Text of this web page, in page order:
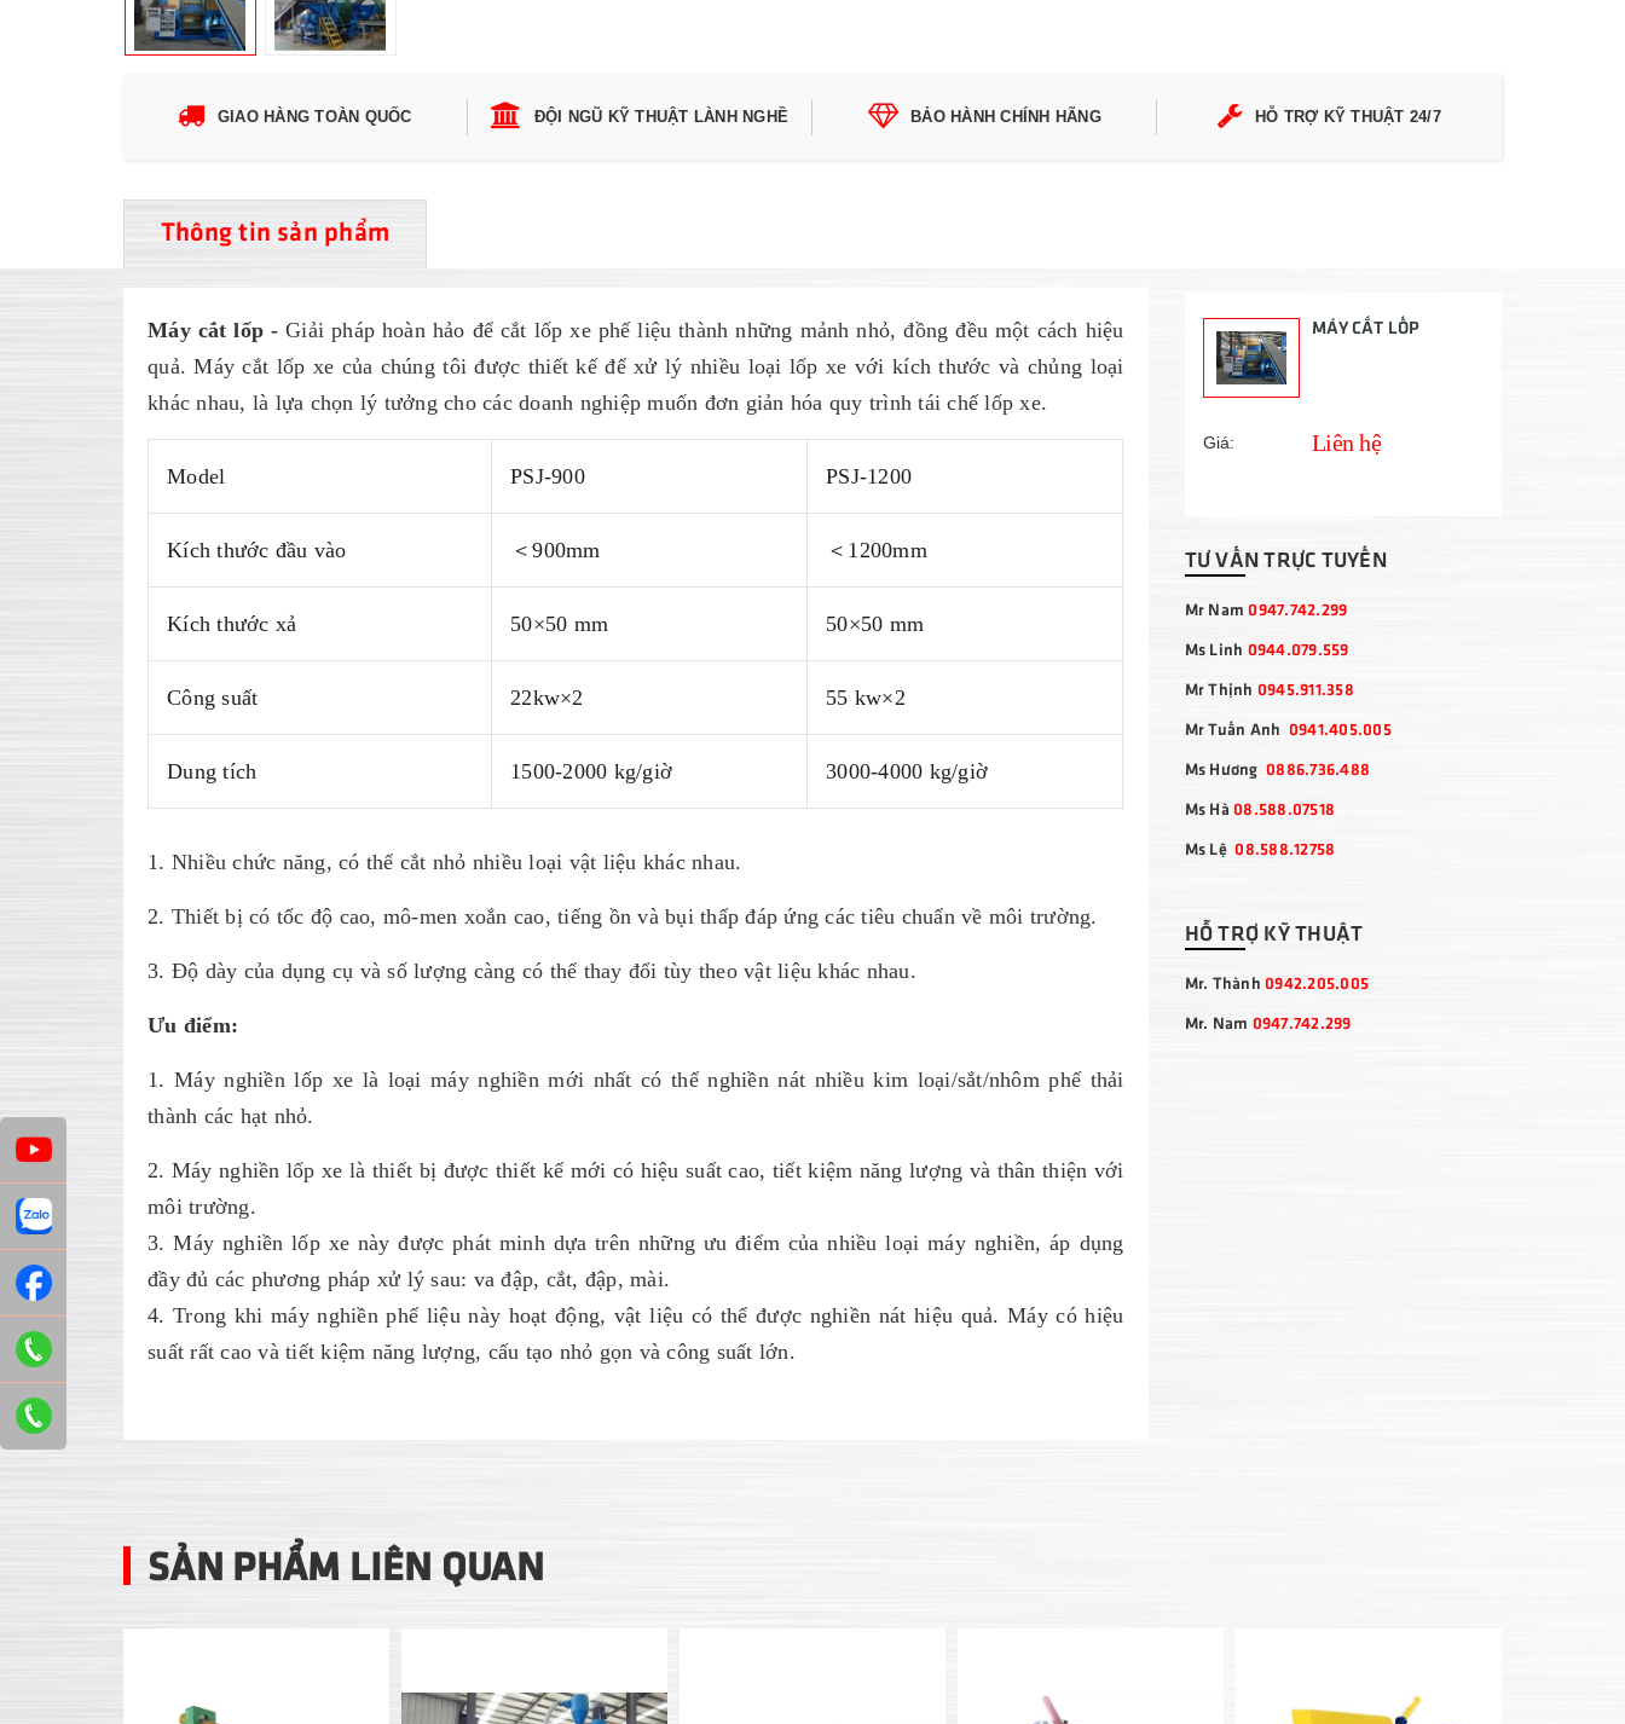
GIAO HÀNG TOÀN QUỐC ĐỘI NGŨ KỸ THUẬT LÀNH NGHỀ BẢO HÀNH CHÍNH HÃNG HỖ TRỢ KỸ THUẬT 24/7
Thông tin sản phẩm
Máy cắt lốp - Giải pháp hoàn hảo để cắt lốp xe phế liệu thành những mảnh nhỏ, đồng đều một cách hiệu
quả. Máy cắt lốp xe của chúng tôi được thiết kế để xử lý nhiều loại lốp xe với kích thước và chủng loại
khác nhau, là lựa chọn lý tưởng cho các doanh nghiệp muốn đơn giản hóa quy trình tái chế lốp xe.
Model PSJ-900 PSJ-1200
Kích thước đầu vào ＜900mm ＜1200mm
Kích thước xả 50×50 mm 50×50 mm
Công suất 22kw×2 55 kw×2
Dung tích 1500-2000 kg/giờ 3000-4000 kg/giờ
1. Nhiều chức năng, có thể cắt nhỏ nhiều loại vật liệu khác nhau.
2. Thiết bị có tốc độ cao, mô-men xoắn cao, tiếng ồn và bụi thấp đáp ứng các tiêu chuẩn về môi trường.
3. Độ dày của dụng cụ và số lượng càng có thể thay đổi tùy theo vật liệu khác nhau.
Ưu điểm:
1. Máy nghiền lốp xe là loại máy nghiền mới nhất có thể nghiền nát nhiều kim loại/sắt/nhôm phế thải
thành các hạt nhỏ.
2. Máy nghiền lốp xe là thiết bị được thiết kế mới có hiệu suất cao, tiết kiệm năng lượng và thân thiện với
môi trường.
3. Máy nghiền lốp xe này được phát minh dựa trên những ưu điểm của nhiều loại máy nghiền, áp dụng
đầy đủ các phương pháp xử lý sau: va đập, cắt, đập, mài.
4. Trong khi máy nghiền phế liệu này hoạt động, vật liệu có thể được nghiền nát hiệu quả. Máy có hiệu
suất rất cao và tiết kiệm năng lượng, cấu tạo nhỏ gọn và công suất lớn.
MÁY CẮT LỐP
Giá: Liên hệ
TƯ VẤN TRỰC TUYẾN
Mr Nam0947.742.299
Ms Linh 0944.079.559
Mr Thịnh 0945.911.358
Mr Tuấn Anh 0941.405.005
Ms Hương 0886.736.488
Ms Hà 08.588.07518
Ms Lệ08.588.12758
HỖ TRỢ KỸ THUẬT
Mr. Thành 0942.205.005
Mr. Nam 0947.742.299
SẢN PHẨM LIÊN QUAN